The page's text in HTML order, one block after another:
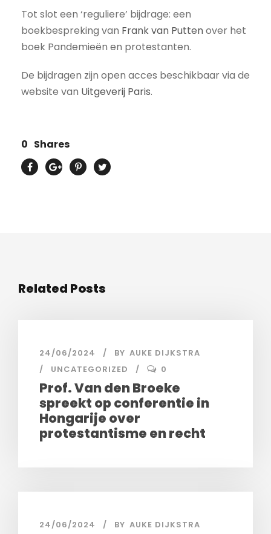
Tot slot een ‘reguliere’ bijdrage: een
boekbespreking van Frank van Puttenover het
boek Pandemieën en protestanten.
De bijdragen zijn open acces beschikbaar via de
website van Uitgeverij Paris.
0 Shares
Related Posts
24/06/2024 BY AUKE DIJKSTRA
UNCATEGORIZED
0
Prof. Van den Broeke
spreekt op conferentie in
Hongarije over
protestantisme en recht
24/06/2024 BY AUKE DIJKSTRA